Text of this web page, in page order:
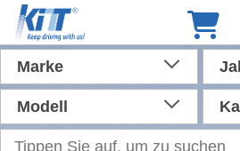
Marke
Modell